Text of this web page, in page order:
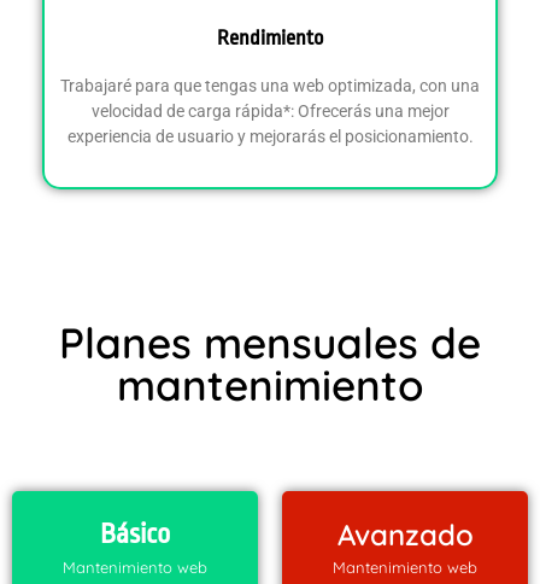
Rendimiento
Trabajaré para que tengas una web optimizada, con una
velocidad de carga rápida*: Ofrecerás una mejor
experiencia de usuario y mejorarás el posicionamiento.
Planes mensuales de
mantenimiento
Básico
Mantenimiento web
Avanzado
Mantenimiento web